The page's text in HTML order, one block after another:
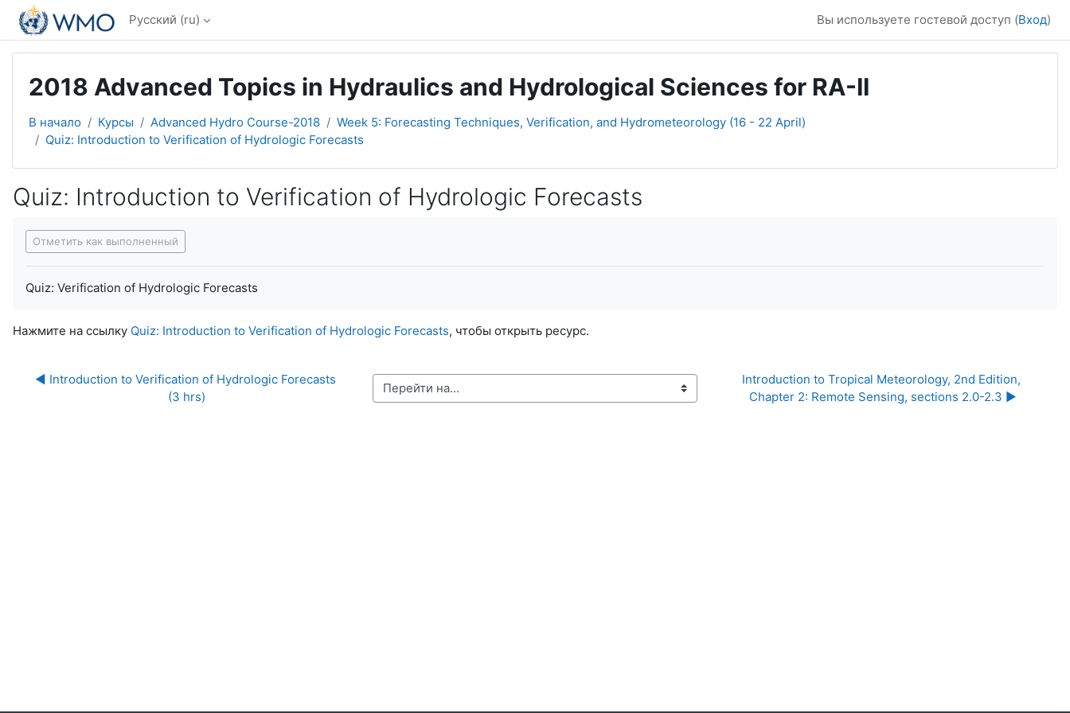
Перейти к основному содержанию
Русский ‎(ru)‎ Вы используете гостевой доступ (Вход)
2018 Advanced Topics in Hydraulics and Hydrological Sciences for RA-II
В начало Курсы Advanced Hydro Course-2018
Week 5: Forecasting Techniques, Verification, and Hydrometeorology (16 - 22 April)
Quiz: Introduction to Verification of Hydrologic Forecasts
Quiz: Introduction to Verification of Hydrologic Forecasts
Отметить как выполненный
Quiz: Verification of Hydrologic Forecasts
Нажмите на ссылку Quiz: Introduction to Verification of Hydrologic Forecasts, чтобы открыть ресурс.
◀︎ Introduction to Verification of Hydrologic Forecasts
(3 hrs)
Перейти на...
Introduction to Tropical Meteorology, 2nd Edition,
Chapter 2: Remote Sensing, sections 2.0-2.3 ▶︎